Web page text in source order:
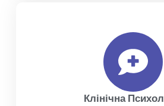
Клінічна